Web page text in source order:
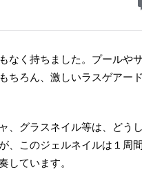
なく持ちました。プールや
ちろん、激しいラスゲアー
、グラスネイル等は、どう
、このジェルネイルは１周
しています。